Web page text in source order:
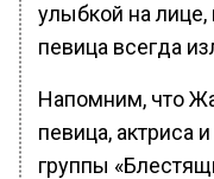
улыбкой на
певица всегда
Напомним, что
певица, актриса
группы